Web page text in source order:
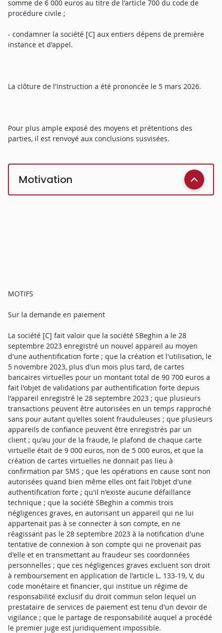
somme de 6 000 euros au titre de l'article 700 du code de
procédure civile ;
- condamner la société [C] aux entiers dépens de première
instance et d'appel.
La clôture de l'instruction a été prononcée le 5 mars 2026.
Pour plus ample exposé des moyens et prétentions des
parties, il est renvoyé aux conclusions susvisées.
Motivation
MOTIFS
Sur la demande en paiement
La société [C] fait valoir que la société SBeghin a le 28
septembre 2023 enregistré un nouvel appareil au moyen
d'une authentification forte ; que la création et l'utilisation, le
5 novembre 2023, plus d'un mois plus tard, de cartes
bancaires virtuelles pour un montant total de 90 700 euros a
fait l'objet de validations par authentification forte depuis
l'appareil enregistré le 28 septembre 2023 ; que plusieurs
transactions peuvent être autorisées en un temps rapproché
sans pour autant qu'elles soient frauduleuses ; que plusieurs
appareils de confiance peuvent être enregistrés par un
client ; qu'au jour de la fraude, le plafond de chaque carte
virtuelle était de 9 000 euros, non de 5 000 euros, et que la
création de cartes virtuelles ne donnait pas lieu à
confirmation par SMS ; que les opérations en cause sont non
autorisées quand bien même elles ont fait l'objet d'une
authentification forte ; qu'il n'existe aucune défaillance
technique ; que la société SBeghin a commis trois
négligences graves, en autorisant un appareil qui ne lui
appartenait pas à se connecter à son compte, en ne
réagissant pas le 28 septembre 2023 à la notification d'une
tentative de connexion à son compte qui ne provenait pas
d'elle et en transmettant au fraudeur ses coordonnées
personnelles ; que ces négligences graves excluent son droit
à remboursement en application de l'article L. 133-19, V, du
code monétaire et financier, qui institue un régime de
responsabilité exclusif du droit commun selon lequel un
prestataire de services de paiement est tenu d'un devoir de
vigilance ; que le partage de responsabilité auquel a procédé
le premier juge est juridiquement impossible.